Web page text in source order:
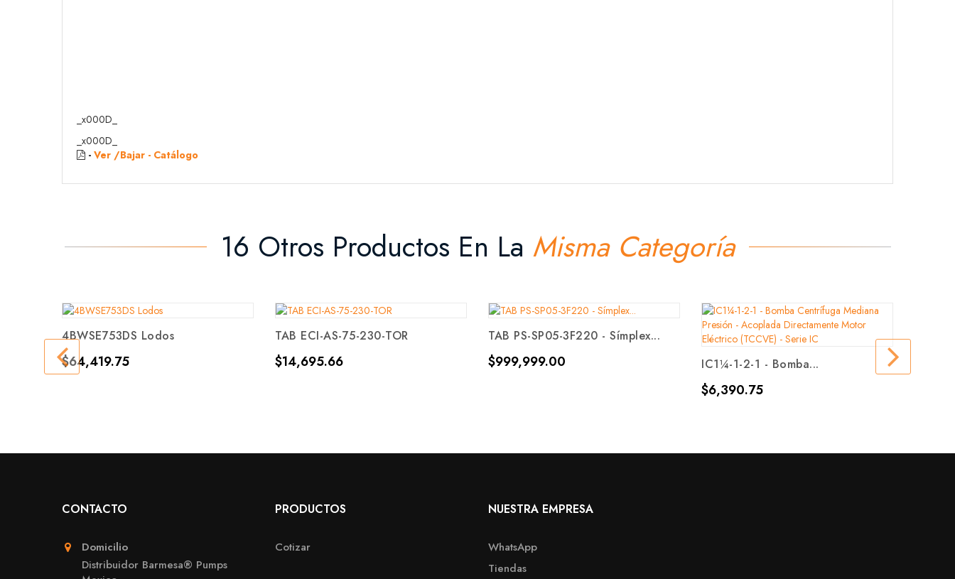
_x000D_
_x000D_
- Ver /Bajar - Catálogo
16 Otros Productos En La Misma Categoría
4BWSE753DS Lodos
Precio
$64,419.75
TAB ECI-AS-75-230-TOR
Precio
$14,695.66
TAB PS-SP05-3F220 - Símplex...
Precio
$999,999.00 IC1¼-1-2-1 - Bomba...
Precio
$6,390.75
CONTACTO
Domicilio
Distribuidor Barmesa® Pumps
PRODUCTOS
Cotizar
NUESTRA EMPRESA
WhatsApp
Tiendas